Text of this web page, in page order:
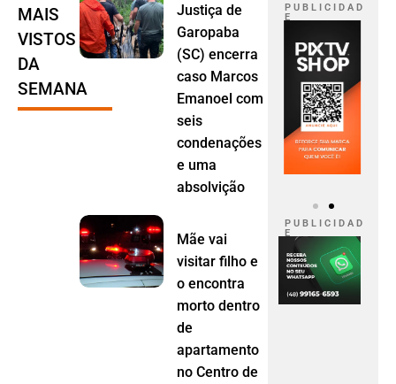
MAIS
VISTOS
DA
SEMANA
Justiça de
Garopaba
(SC) encerra
caso Marcos
Emanoel com
seis
condenações
e uma
absolvição
Mãe vai
visitar filho e
o encontra
morto dentro
de
apartamento
no Centro de
P U B L I C I D A D
E
P U B L I C I D A D
E